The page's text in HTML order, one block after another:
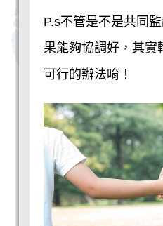
P.s不管是不是共同
果能夠協調好，其實
可行的辦法唷！